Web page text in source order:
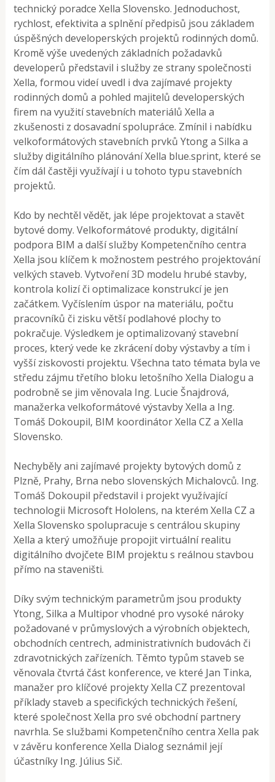
technický poradce Xella Slovensko. Jednoduchost,
rychlost, efektivita a splnění předpisů jsou základem
úspěšných developerských projektů rodinných domů.
Kromě výše uvedených základních požadavků
developerů představil i služby ze strany společnosti
Xella, formou videí uvedl i dva zajímavé projekty
rodinných domů a pohled majitelů developerských
firem na využití stavebních materiálů Xella a
zkušenosti z dosavadní spolupráce. Zmínil i nabídku
velkoformátových stavebních prvků Ytong a Silka a
služby digitálního plánování Xella blue.sprint, které se
čím dál častěji využívají i u tohoto typu stavebních
projektů.
Kdo by nechtěl vědět, jak lépe projektovat a stavět
bytové domy. Velkoformátové produkty, digitální
podpora BIM a další služby Kompetenčního centra
Xella jsou klíčem k možnostem pestrého projektování
velkých staveb. Vytvoření 3D modelu hrubé stavby,
kontrola kolizí či optimalizace konstrukcí je jen
začátkem. Vyčíslením úspor na materiálu, počtu
pracovníků či zisku větší podlahové plochy to
pokračuje. Výsledkem je optimalizovaný stavební
proces, který vede ke zkrácení doby výstavby a tím i
vyšší ziskovosti projektu. Všechna tato témata byla ve
středu zájmu třetího bloku letošního Xella Dialogu a
podrobně se jim věnovala Ing. Lucie Šnajdrová,
manažerka velkoformátové výstavby Xella a Ing.
Tomáš Dokoupil, BIM koordinátor Xella CZ a Xella
Slovensko.
Nechyběly ani zajímavé projekty bytových domů z
Plzně, Prahy, Brna nebo slovenských Michalovců. Ing.
Tomáš Dokoupil představil i projekt využívající
technologii Microsoft Hololens, na kterém Xella CZ a
Xella Slovensko spolupracuje s centrálou skupiny
Xella a který umožňuje propojit virtuální realitu
digitálního dvojčete BIM projektu s reálnou stavbou
přímo na staveništi.
Díky svým technickým parametrům jsou produkty
Ytong, Silka a Multipor vhodné pro vysoké nároky
požadované v průmyslových a výrobních objektech,
obchodních centrech, administrativních budovách či
zdravotnických zařízeních. Těmto typům staveb se
věnovala čtvrtá část konference, ve které Jan Tinka,
manažer pro klíčové projekty Xella CZ prezentoval
příklady staveb a specifických technických řešení,
které společnost Xella pro své obchodní partnery
navrhla. Se službami Kompetenčního centra Xella pak
v závěru konference Xella Dialog seznámil její
účastníky Ing. Július Sič.